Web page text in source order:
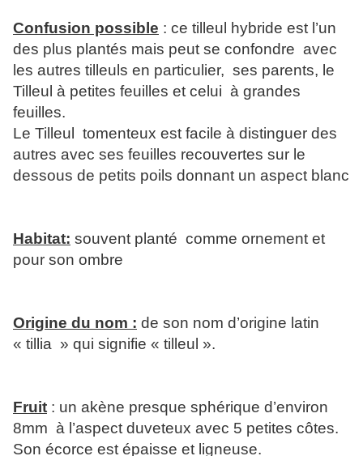
Confusion possible : ce tilleul hybride est l’un
des plus plantés mais peut se confondre avec
les autres tilleuls en particulier, ses parents, le
Tilleul à petites feuilles et celui à grandes
feuilles.
Le Tilleul tomenteux est facile à distinguer des
autres avec ses feuilles recouvertes sur le
dessous de petits poils donnant un aspect blanc
Habitat: souvent planté comme ornement et
pour son ombre
Origine du nom : de son nom d’origine latin
« tillia » qui signifie « tilleul ».
Fruit : un akène presque sphérique d’environ
8mm à l’aspect duveteux avec 5 petites côtes.
Son écorce est épaisse et ligneuse.